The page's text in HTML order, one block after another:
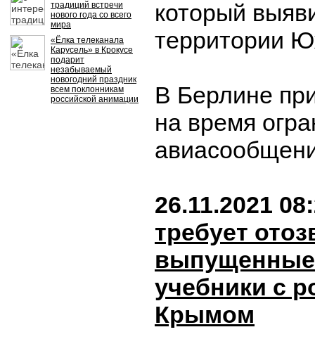
традиций встречи
нового года со всего
мира
«Ёлка телеканала
Карусель» в Крокусе
подарит
незабываемый
новогодний праздник
всем поклонникам
российской анимации
который
территории
В Берлине
на время
26.11.2021
требует
учебники с
Крымом